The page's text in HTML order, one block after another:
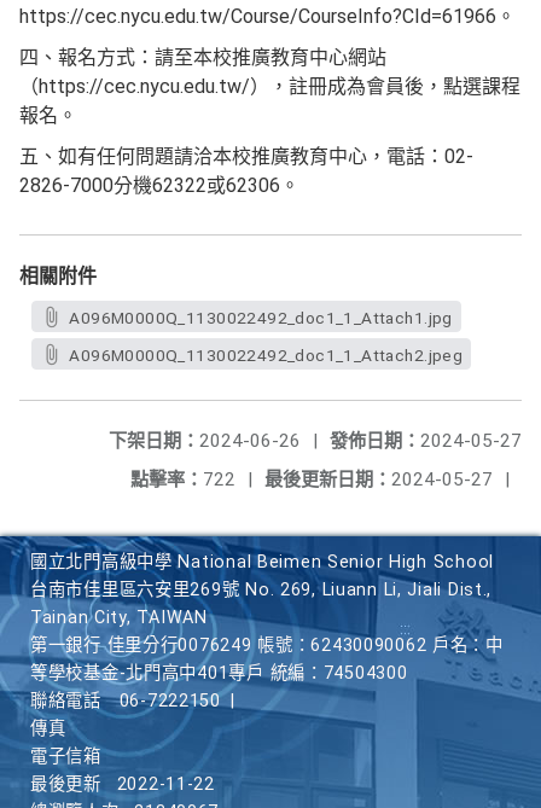
https://cec.nycu.edu.tw/Course/CourseInfo?CId=61966。
四、報名方式：請至本校推廣教育中心網站
（https://cec.nycu.edu.tw/），註冊成為會員後，點選課程
報名。
五、如有任何問題請洽本校推廣教育中心，電話：02-
2826-7000分機62322或62306。
相關附件
A096M0000Q_1130022492_doc1_1_Attach1.jpg
A096M0000Q_1130022492_doc1_1_Attach2.jpeg
發佈日期： 2024-05-27
下架日期： 2024-06-26
|
最後更新日期： 2024-05-27 |
點擊率： 722 |
國立北門高級中學 National Beimen Senior High School
台南市佳里區六安里269號 No. 269, Liuann Li, Jiali Dist.,
Tainan City, TAIWAN
第一銀行 佳里分行0076249 帳號：62430090062 戶名：中
等學校基金-北門高中401專戶 統編：74504300
聯絡電話
06-7222150
傳真
電子信箱
最後更新
2022-11-22